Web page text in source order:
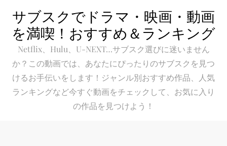
content
サブスクでドラマ・映画・動画
を満喫！おすすめ＆ランキング
Netflix、Hulu、U-NEXT…サブスク選びに迷いません
か？この動画では、あなたにぴったりのサブスクを見つ
けるお手伝いをします！ジャンル別おすすめ作品、人気
ランキングなど今すぐ動画をチェックして、お気に入り
の作品を見つけよう！